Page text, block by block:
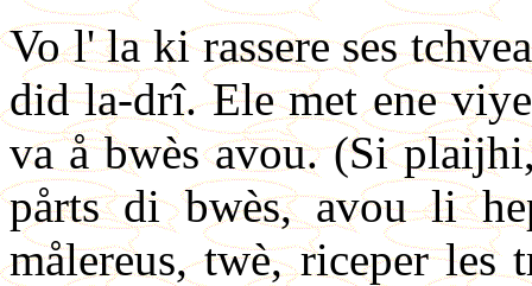
Vo l' la ki rassere ses
did la-drî. Ele met ene
va å bwès avou. (Si
pårts di bwès, avou li
målereus, twè, riceper les